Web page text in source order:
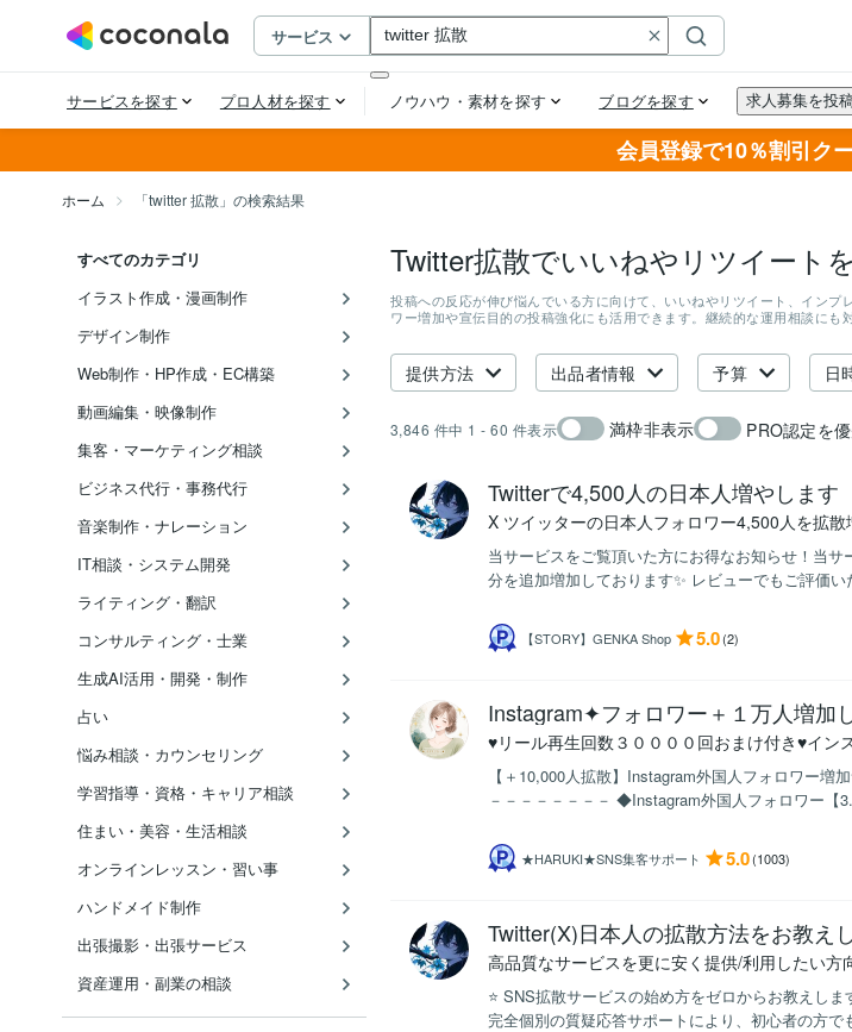
会員登録で10％割引ク
ホーム 「twitter 拡散」の検索結果
すべてのカテゴリ
イラスト作成・漫画制作
デザイン制作
Web制作・HP作成・EC構築
動画編集・映像制作
集客・マーケティング相談
ビジネス代行・事務代行
音楽制作・ナレーション
IT相談・システム開発
ライティング・翻訳
コンサルティング・士業
生成AI活用・開発・制作
占い
悩み相談・カウンセリング
学習指導・資格・キャリア相談
住まい・美容・生活相談
オンラインレッスン・習い事
ハンドメイド制作
出張撮影・出張サービス
資産運用・副業の相談
Twitter拡散でいいねやリツイート
投稿への反応が伸び悩んでいる方に向けて、いいねやリツイート、イン
ワー増加や宣伝目的の投稿強化にも活用できます。継続的な運用相談にも
提供方法 出品者情報 予算 日
3,846 件中 1 - 60 件表示 満枠非表示 PRO認定を
Twitterで4,500人の日本人増やします
X ツイッターの日本人フォロワー4,500人を拡散
当サービスをご覧頂いた方にお得なお知らせ！当
分を追加増加しております✨ レビューでもご評価
【STORY】GENKA Shop 5.0(2)
Instagram✦フォロワー＋１万人増加
♥リール再生回数３００００回おまけ付き♥イン
【＋10,000人拡散】Instagram外国人フォロワー増
－－－－－－－－ ◆Instagram外国人フォロワー【
★HARUKI★SNS集客サポート 5.0(1003)
Twitter(X)日本人の拡散方法をお教え
高品質なサービスを更に安く提供/利用したい方
⭐️ SNS拡散サービスの始め方をゼロからお教えし
完全個別の質疑応答サポートにより、初心者の方で